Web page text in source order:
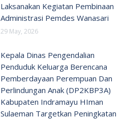
Laksanakan Kegiatan Pembinaan
Administrasi Pemdes Wanasari
29 May, 2026
Kepala Dinas Pengendalian
Penduduk Keluarga Berencana
Pemberdayaan Perempuan Dan
Perlindungan Anak (DP2KBP3A)
Kabupaten Indramayu HIman
Sulaeman Targetkan Peningkatan